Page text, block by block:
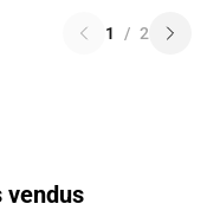
1 / 2
vendus